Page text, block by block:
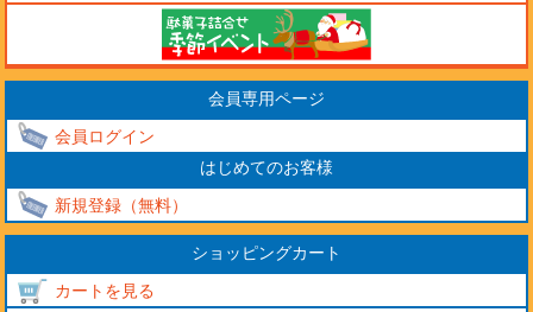
会員専用ページ
会員ログイン
はじめてのお客様
新規登録（無料）
ショッピングカート
カートを見る